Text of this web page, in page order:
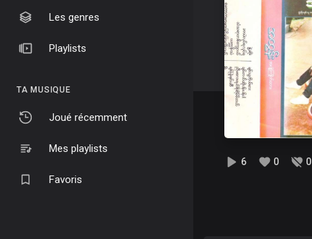
Les genres
Playlists
TA MUSIQUE
Joué récemment
Mes playlists
Favoris
6 0 0